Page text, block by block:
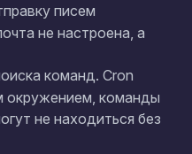
писем
не настроена, а
команд. Cron
окружением, команды
не находиться без